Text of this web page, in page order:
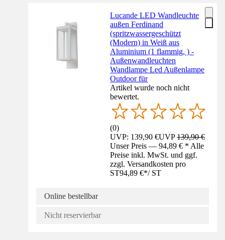
Lucande LED Wandleuchte
außen Ferdinand
(spritzwassergeschützt
(Modern) in Weiß aus
Aluminium (1 flammig, ) -
Außenwandleuchten
Wandlampe Led Außenlampe
Outdoor für
Artikel wurde noch nicht
bewertet.
(0)
UVP: 139,90 €UVP139,90 €
Unser Preis — 94,89 € * Alle
Preise inkl. MwSt. und ggf.
zzgl. Versandkosten pro
ST94,89 €*/ ST
Online bestellbar
Nicht reservierbar